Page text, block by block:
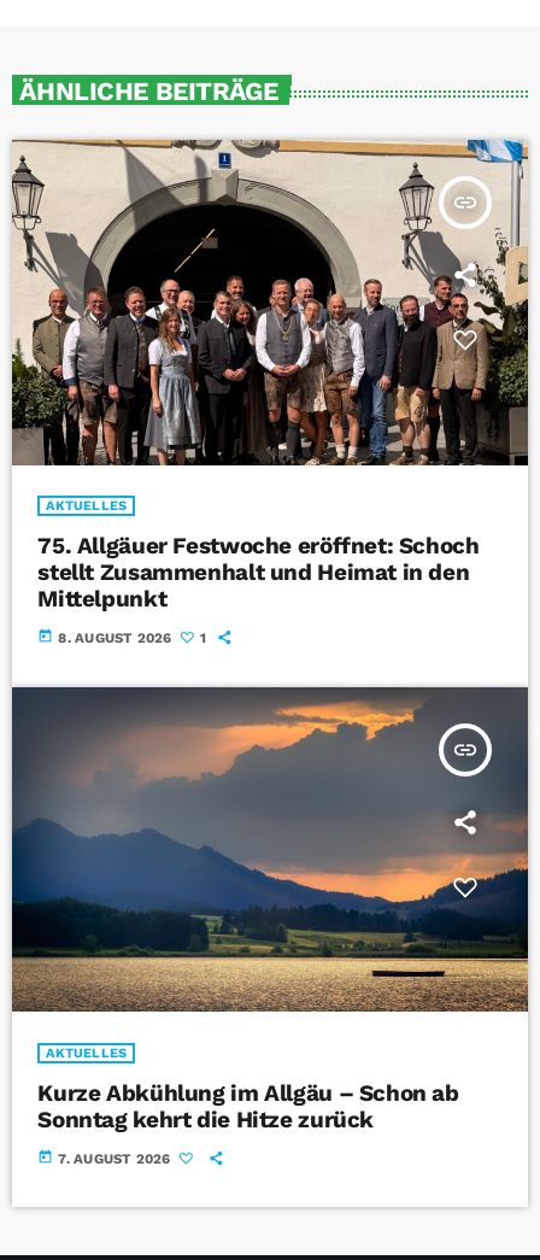
ÄHNLICHE BEITRÄGE
insert_link
AKTUELLES
75. Allgäuer Festwoche eröffnet: Schoch
stellt Zusammenhalt und Heimat in den
Mittelpunkt
today 8. AUGUST 2026 1
insert_link
AKTUELLES
Kurze Abkühlung im Allgäu – Schon ab
Sonntag kehrt die Hitze zurück
today 7. AUGUST 2026